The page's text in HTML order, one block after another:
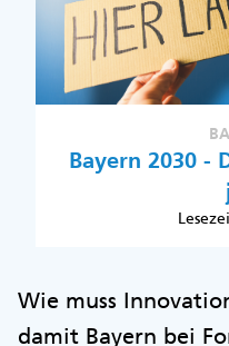
Bayern 2030 -
Wie muss
damit Bayern bei